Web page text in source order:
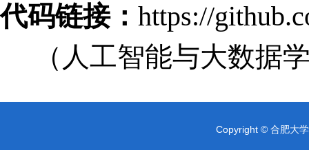
代码链接： https://
（人工智能与大数据
Copyright © 合肥大